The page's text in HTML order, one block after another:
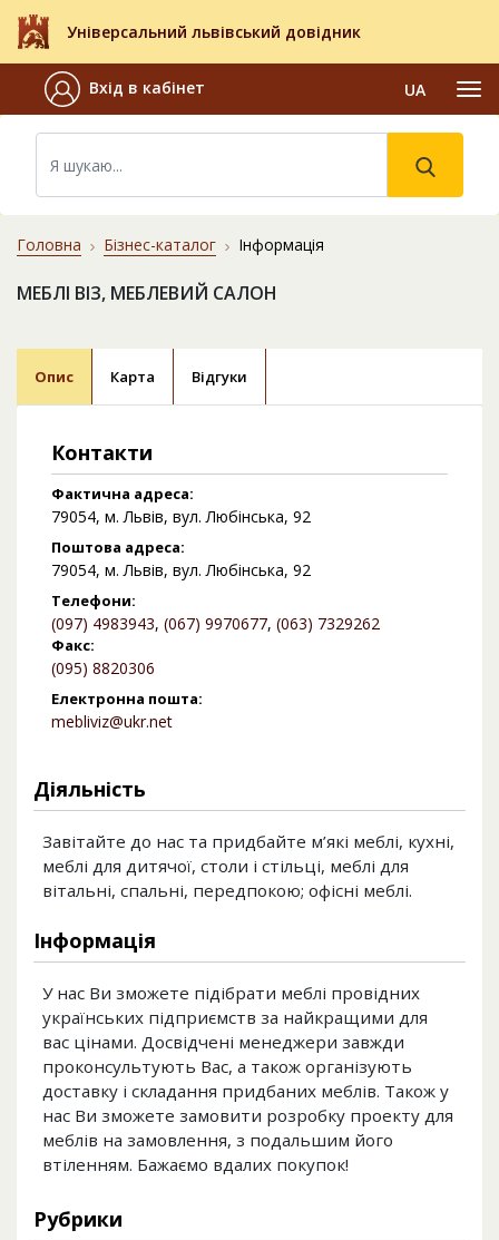
Універсальний львівський довідник
Вхід в кабінет UA
Головна Бізнес-каталог Інформація
МЕБЛІ ВІЗ, МЕБЛЕВИЙ САЛОН
Опис Карта Відгуки
Контакти
Фактична адреса:
79054, м. Львів, вул. Любінська, 92
Поштова адреса:
79054, м. Львів, вул. Любінська, 92
Телефони:
(097) 4983943, (067) 9970677, (063) 7329262
Факс:
(095) 8820306
Електронна пошта:
mebliviz@ukr.net
Діяльність
Завітайте до нас та придбайте м’які меблі, кухні,
меблі для дитячої, столи і стільці, меблі для
вітальні, спальні, передпокою; офісні меблі.
Інформація
У нас Ви зможете підібрати меблі провідних
українських підприємств за найкращими для
вас цінами. Досвідчені менеджери завжди
проконсультують Вас, а також організують
доставку і складання придбаних меблів. Також у
нас Ви зможете замовити розробку проекту для
меблів на замовлення, з подальшим його
втіленням. Бажаємо вдалих покупок!
Рубрики